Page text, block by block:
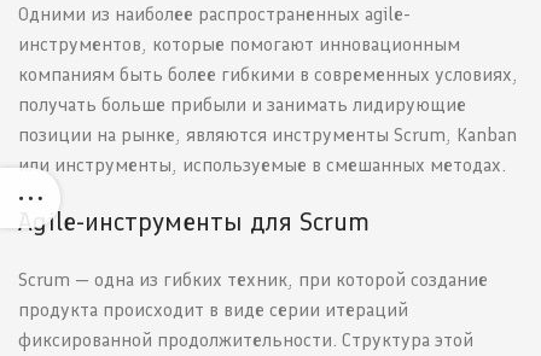
Одними из наиболее распространенных agile-
инструментов, которые помогают инновационным
компаниям быть более гибкими в современных условиях,
получать больше прибыли и занимать лидирующие
позиции на рынке, являются инструменты Scrum, Kanban
или инструменты, используемые в смешанных методах.
Agile-инструменты для Scrum
Scrum — одна из гибких техник, при которой создание
продукта происходит в виде серии итераций
фиксированной продолжительности. Структура этой